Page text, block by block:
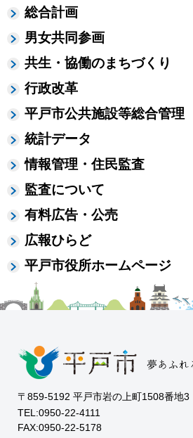
総合計画
男女共同参画
共生・協働のまちづくり
行政改革
平戸市公共施設等総合管理
統計データ
情報管理・住民監査
監査について
有料広告・公売
広報ひらど
平戸市役所ホームページ
〒859-5192 平戸市岩の上町1508番地3
TEL:0950-22-4111
FAX:0950-22-5178